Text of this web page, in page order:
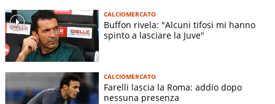
CALCIOMERCATO
Buffon rivela: "Alcuni tifosi mi hanno
spinto a lasciare la Juve"
CALCIOMERCATO
Farelli lascia la Roma: addio dopo
nessuna presenza